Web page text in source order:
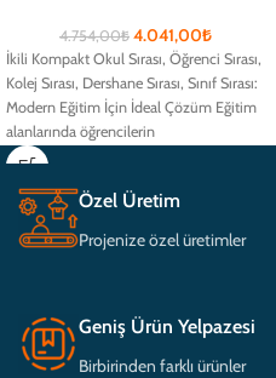
4.754,00₺ 4.041,00₺
İkili Kompakt Okul Sırası, Öğrenci Sırası,
Kolej Sırası, Dershane Sırası, Sınıf Sırası:
Modern Eğitim İçin İdeal Çözüm Eğitim
alanlarında öğrencilerin
Özel Üretim
Projenize özel üretimler
Geniş Ürün Yelpazesi
Birbirinden farklı ürünler